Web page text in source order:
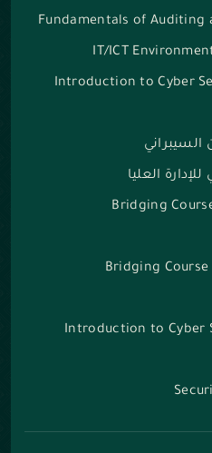
Fundamentals of Auditing
IT/ICT
Introduction to Cyber
السيبراني
العليا
Bridging
Bridging
Introduction to Cyber